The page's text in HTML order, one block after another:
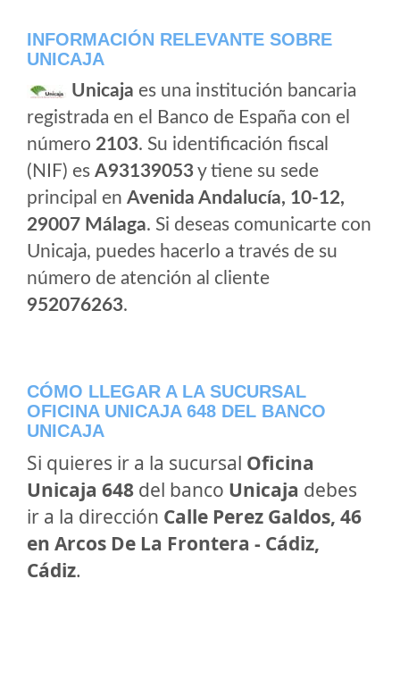
INFORMACIÓN RELEVANTE SOBRE
UNICAJA
Unicaja es una institución bancaria
registrada en el Banco de España con el
número 2103. Su identificación fiscal
(NIF) es A93139053y tiene su sede
principal en Avenida Andalucía, 10-12,
29007 Málaga. Si deseas comunicarte con
Unicaja, puedes hacerlo a través de su
número de atención al cliente
952076263.
CÓMO LLEGAR A LA SUCURSAL
OFICINA UNICAJA 648 DEL BANCO
UNICAJA
Si quieres ir a la sucursal Oficina
Unicaja 648 del banco Unicaja debes
ir a la dirección Calle Perez Galdos, 46
en Arcos De La Frontera - Cádiz,
Cádiz.